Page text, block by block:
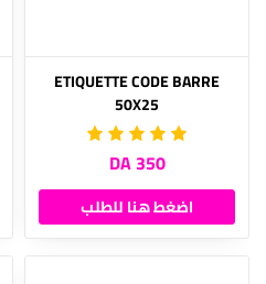
ETIQUETTE CODE BARRE
50X25
350 DA
اضغط هنا للطلب